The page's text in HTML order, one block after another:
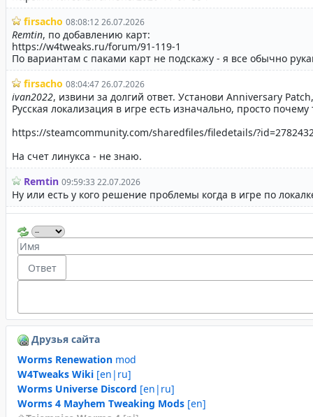
Друзья сайта
Worms Renewation mod
W4Tweaks Wiki [en|ru]
Worms Universe Discord [en|ru]
Worms 4 Mayhem Tweaking Mods [en]